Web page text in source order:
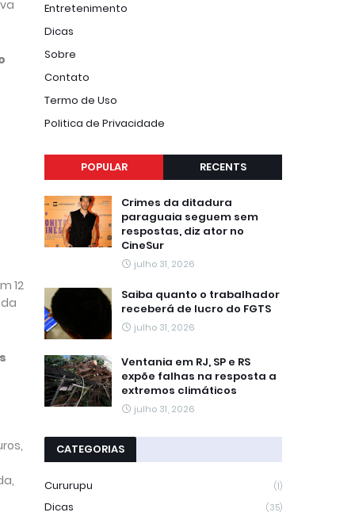
12
Entretenimento
Dicas
Sobre
Contato
Termo de Uso
Politica de Privacidade
POPULAR RECENTS
Crimes da ditadura
paraguaia seguem sem
respostas, diz ator no
CineSur
julho 31, 2026
Saiba quanto o trabalhador
receberá de lucro do FGTS
julho 31, 2026
Ventania em RJ, SP e RS
expõe falhas na resposta a
extremos climáticos
julho 31, 2026
CATEGORIAS
Cururupu (1)
Dicas (35)